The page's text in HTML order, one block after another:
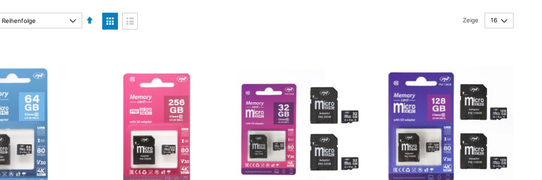
Absteigend
sortieren
Anzeigen
als
Zeige
€
CB TTi TCB-900 EVO Radiosender-Kit + PNI Extra 45 CB-Antenne mit Magnet
Rating:
0%
122,60 €